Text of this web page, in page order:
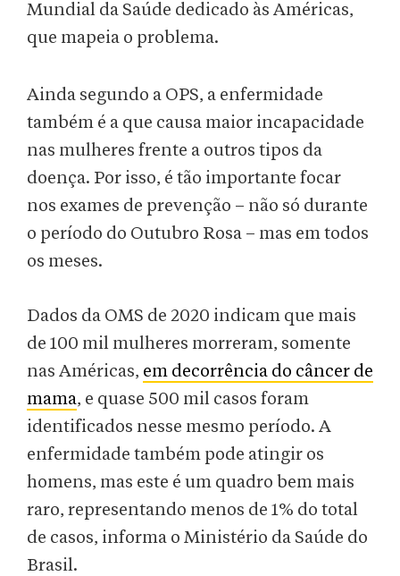
Mundial da Saúde dedicado às Américas,
que mapeia o problema.
Ainda segundo a OPS, a enfermidade
também é a que causa maior incapacidade
nas mulheres frente a outros tipos da
doença. Por isso, é tão importante focar
nos exames de prevenção – não só durante
o período do Outubro Rosa – mas em todos
os meses.
Dados da OMS de 2020 indicam que mais
de 100 mil mulheres morreram, somente
nas Américas, em decorrência do câncer de
mama, e quase 500 mil casos foram
identificados nesse mesmo período. A
enfermidade também pode atingir os
homens, mas este é um quadro bem mais
raro, representando menos de 1% do total
de casos, informa o Ministério da Saúde do
Brasil.